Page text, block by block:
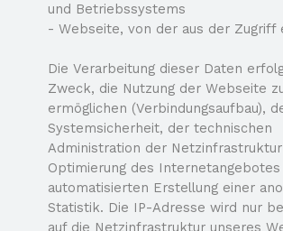
und Betriebssystems
- Webseite, von der aus der Zugriff
Die Verarbeitung dieser Daten
Zweck, die Nutzung der Webseite
ermöglichen (Verbindungsaufbau),
Systemsicherheit, der technischen
Administration der
Optimierung des
automatisierten Erstellung einer
Statistik. Die IP-Adresse wird nur
auf die Netzinfrastruktur unseres